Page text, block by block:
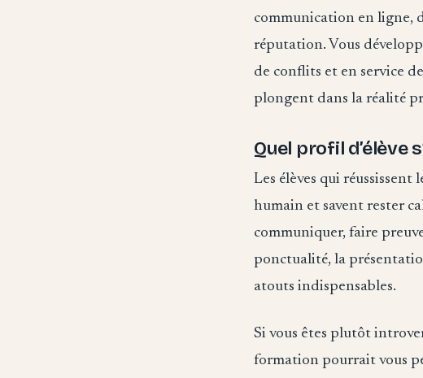
communication en ligne,
réputation. Vous
de conflits et en service
plongent dans la réalité
Quel profil d’élève
Les élèves qui
humain et savent rester
communiquer, faire
ponctualité, la
atouts indispensables.
Si vous êtes plutôt
formation pourrait vous